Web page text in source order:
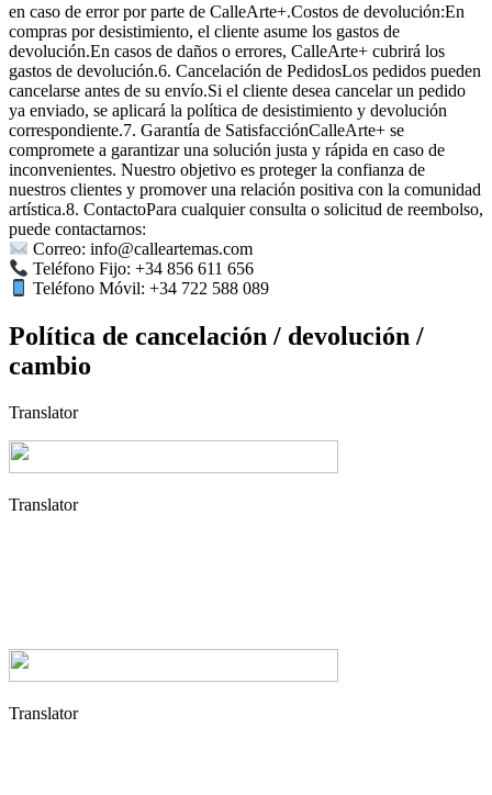
en caso de error por parte de CalleArte+.Costos de devolución:En
compras por desistimiento, el cliente asume los gastos de
devolución.En casos de daños o errores, CalleArte+ cubrirá los
gastos de devolución.6. Cancelación de PedidosLos pedidos pueden
cancelarse antes de su envío.Si el cliente desea cancelar un pedido
ya enviado, se aplicará la política de desistimiento y devolución
correspondiente.7. Garantía de SatisfacciónCalleArte+ se
compromete a garantizar una solución justa y rápida en caso de
inconvenientes. Nuestro objetivo es proteger la confianza de
nuestros clientes y promover una relación positiva con la comunidad
artística.8. ContactoPara cualquier consulta o solicitud de reembolso,
puede contactarnos:
Correo: info@calleartemas.com
Teléfono Fijo: +34 856 611 656
Teléfono Móvil: +34 722 588 089
Política de cancelación / devolución /
cambio
Translator
Translator
Translator